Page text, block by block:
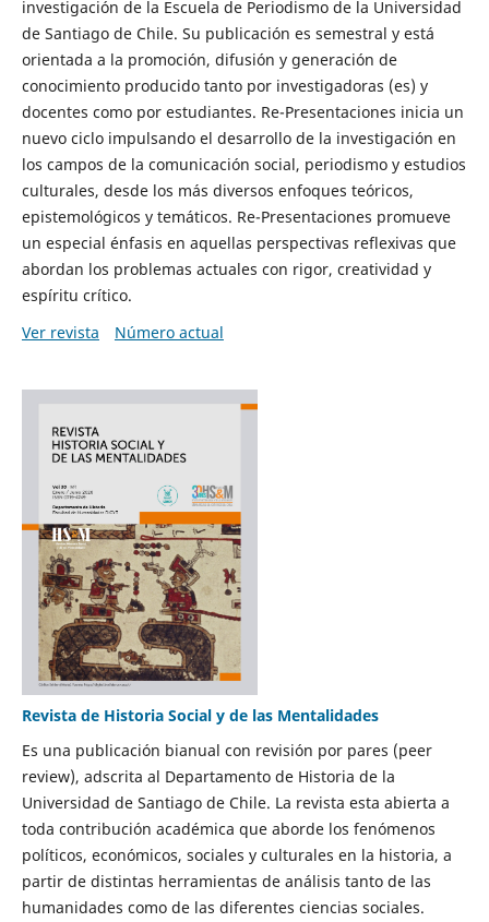
investigación de la Escuela de Periodismo de la Universidad
de Santiago de Chile. Su publicación es semestral y está
orientada a la promoción, difusión y generación de
conocimiento producido tanto por investigadoras (es) y
docentes como por estudiantes. Re-Presentaciones inicia un
nuevo ciclo impulsando el desarrollo de la investigación en
los campos de la comunicación social, periodismo y estudios
culturales, desde los más diversos enfoques teóricos,
epistemológicos y temáticos. Re-Presentaciones promueve
un especial énfasis en aquellas perspectivas reflexivas que
abordan los problemas actuales con rigor, creatividad y
espíritu crítico.
Ver revista
Número actual
Revista de Historia Social y de las Mentalidades
Es una publicación bianual con revisión por pares (peer
review), adscrita al Departamento de Historia de la
Universidad de Santiago de Chile. La revista esta abierta a
toda contribución académica que aborde los fenómenos
políticos, económicos, sociales y culturales en la historia, a
partir de distintas herramientas de análisis tanto de las
humanidades como de las diferentes ciencias sociales.